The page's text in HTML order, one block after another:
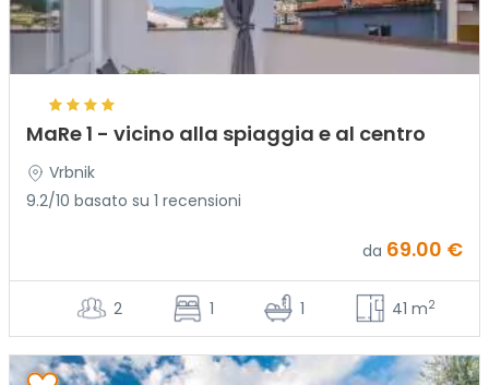
MaRe 1 - vicino alla spiaggia e al centro
Vrbnik
9.2/10 basato su 1 recensioni
da 69.00 €
2 1 1 41 m2